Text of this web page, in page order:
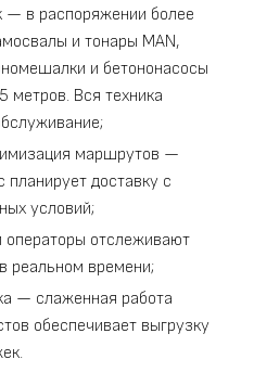
— в распоряжении более
и тонары MAN,
и бетононасосы
метров. Вся техника
маршрутов —
доставку с
условий;
отслеживают
реальном времени;
— слаженная работа
обеспечивает выгрузку